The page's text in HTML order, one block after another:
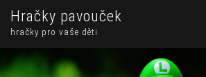
Hračky pavouček
hračky pro vaše děti